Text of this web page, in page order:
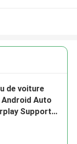
de voiture
Android Auto
Support